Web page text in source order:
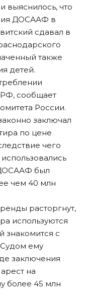
выяснилось, что
ДОСААФ в
сдавал в
также
детей.
РФ, сообщает
России.
заключал
по цене
чего
был
чем 40 млн
расторгнут,
используются
знакомится с
ему
заключения
на
более 45 млн